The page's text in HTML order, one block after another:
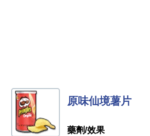
原味仙境薯片
藥劑/效果